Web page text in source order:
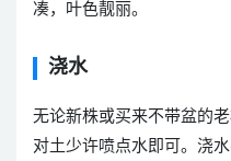
凑，叶色靓丽。
浇水
无论新株或买来不带盆的
对土少许喷点水即可。浇